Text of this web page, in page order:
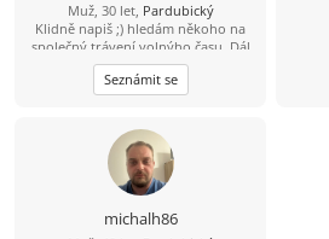
Muž, 30 let, Pardubický
Klidně napiš ;) hledám někoho na
společný trávení volnýho času. Dál
se uvidí podle sympatií. Inteligentní
pohodář, rád sportuju, rád si přečtu
knížku.
Seznámit se
michalh86